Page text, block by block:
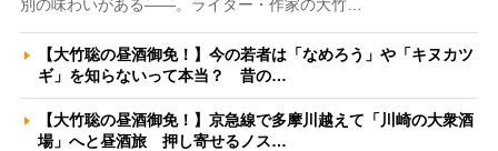
別の味わいがある――。ライター・作家の大竹…
【大竹聡の昼酒御免！】今の若者は「なめろう」や「キヌカツ
ギ」を知らないって本当？ 昔の…
【大竹聡の昼酒御免！】京急線で多摩川越えて「川崎の大衆酒
場」へと昼酒旅 押し寄せるノス…